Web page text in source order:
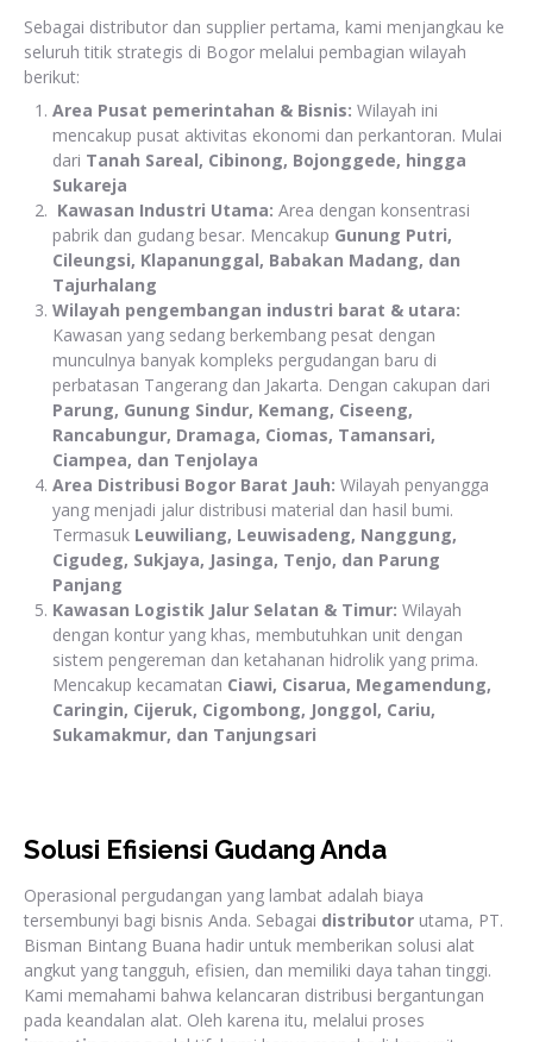
Sebagai distributor dan supplier pertama, kami menjangkau ke
seluruh titik strategis di Bogor melalui pembagian wilayah
berikut:
Area Pusat pemerintahan & Bisnis: Wilayah ini
mencakup pusat aktivitas ekonomi dan perkantoran. Mulai
dari Tanah Sareal, Cibinong, Bojonggede, hingga
Sukareja
Kawasan Industri Utama: Area dengan konsentrasi
pabrik dan gudang besar. Mencakup Gunung Putri,
Cileungsi, Klapanunggal, Babakan Madang, dan
Tajurhalang
Wilayah pengembangan industri barat & utara:
Kawasan yang sedang berkembang pesat dengan
munculnya banyak kompleks pergudangan baru di
perbatasan Tangerang dan Jakarta. Dengan cakupan dari
Parung, Gunung Sindur, Kemang, Ciseeng,
Rancabungur, Dramaga, Ciomas, Tamansari,
Ciampea, dan Tenjolaya
Area Distribusi Bogor Barat Jauh: Wilayah penyangga
yang menjadi jalur distribusi material dan hasil bumi.
Termasuk Leuwiliang, Leuwisadeng, Nanggung,
Cigudeg, Sukjaya, Jasinga, Tenjo, dan Parung
Panjang
Kawasan Logistik Jalur Selatan & Timur: Wilayah
dengan kontur yang khas, membutuhkan unit dengan
sistem pengereman dan ketahanan hidrolik yang prima.
Mencakup kecamatan Ciawi, Cisarua, Megamendung,
Caringin, Cijeruk, Cigombong, Jonggol, Cariu,
Sukamakmur, dan Tanjungsari
Solusi Efisiensi Gudang Anda
Operasional pergudangan yang lambat adalah biaya
tersembunyi bagi bisnis Anda. Sebagai distributor utama, PT.
Bisman Bintang Buana hadir untuk memberikan solusi alat
angkut yang tangguh, efisien, dan memiliki daya tahan tinggi.
Kami memahami bahwa kelancaran distribusi bergantungan
pada keandalan alat. Oleh karena itu, melalui proses